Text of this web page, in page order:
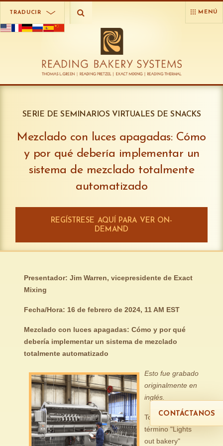
TRADUCIR MENÚ
SERIE DE SEMINARIOS VIRTUALES DE SNACKS
Mezclado con luces apagadas: Cómo
y por qué debería implementar un
sistema de mezclado totalmente
automatizado
REGÍSTRESE AQUÍ PARA VER ON-
DEMAND
Presentador: Jim Warren, vicepresidente de Exact
Mixing
Fecha/Hora: 16 de febrero de 2024, 11 AM EST
Mezclado con luces apagadas: Cómo y por qué
debería implementar un sistema de mezclado
totalmente automatizado
Esto fue grabado
originalmente en
inglés.
Todos hemos el
término "Lights
out bakery"
CONTÁCTANOS